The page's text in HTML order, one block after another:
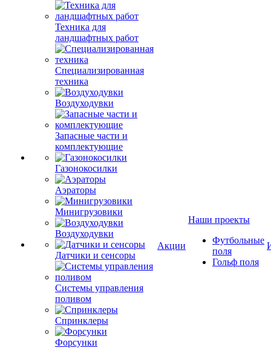
Техника для
ландшафтных работ
Специализированная
техника
Воздуходувки
Запасные части и
комплектующие
Газонокосилки
Аэраторы
Минигрузовики
Воздуходувки
Датчики и сенсоры
Системы управления
поливом
Спринклеры
Форсунки
Акции
Наши проекты
Футбольные
поля
Гольф поля